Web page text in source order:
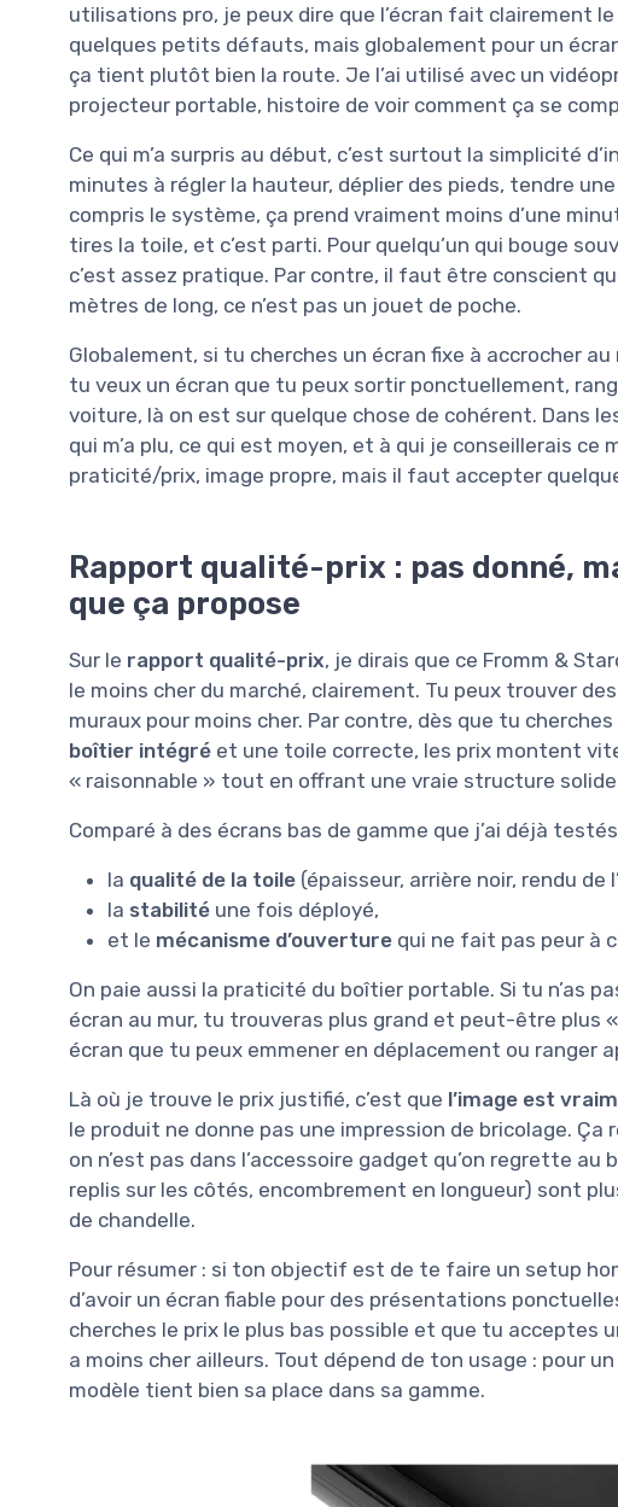
utilisations pro, je peux dire que l’écran fait clairement
quelques petits défauts, mais globalement pour un
ça tient plutôt bien la route. Je l’ai utilisé avec un
projecteur portable, histoire de voir comment ça se
Ce qui m’a surpris au début, c’est surtout la simplicité
minutes à régler la hauteur, déplier des pieds, tendre
compris le système, ça prend vraiment moins d’une
tires la toile, et c’est parti. Pour quelqu’un qui bouge
c’est assez pratique. Par contre, il faut être conscient
mètres de long, ce n’est pas un jouet de poche.
Globalement, si tu cherches un écran fixe à accrocher
tu veux un écran que tu peux sortir ponctuellement,
voiture, là on est sur quelque chose de cohérent. Dans
qui m’a plu, ce qui est moyen, et à qui je conseillerais ce
praticité/prix, image propre, mais il faut accepter
Rapport qualité-prix : pas donné,
que ça propose
Sur le rapport qualité-prix, je dirais que ce Fromm &
le moins cher du marché, clairement. Tu peux trouver
muraux pour moins cher. Par contre, dès que tu cherches
boîtier intégré et une toile correcte, les prix montent
« raisonnable » tout en offrant une vraie structure
Comparé à des écrans bas de gamme que j’ai déjà
la qualité de la toile (épaisseur, arrière noir, rendu de
la stabilité une fois déployé,
et le mécanisme d’ouverture qui ne fait pas peur à
On paie aussi la praticité du boîtier portable. Si tu n’as
écran au mur, tu trouveras plus grand et peut-être plus
écran que tu peux emmener en déplacement ou ranger
Là où je trouve le prix justifié, c’est que l’image est
le produit ne donne pas une impression de bricolage.
on n’est pas dans l’accessoire gadget qu’on regrette
replis sur les côtés, encombrement en longueur) sont
de chandelle.
Pour résumer : si ton objectif est de te faire un setup
d’avoir un écran fiable pour des présentations
cherches le prix le plus bas possible et que tu acceptes
a moins cher ailleurs. Tout dépend de ton usage : pour
modèle tient bien sa place dans sa gamme.